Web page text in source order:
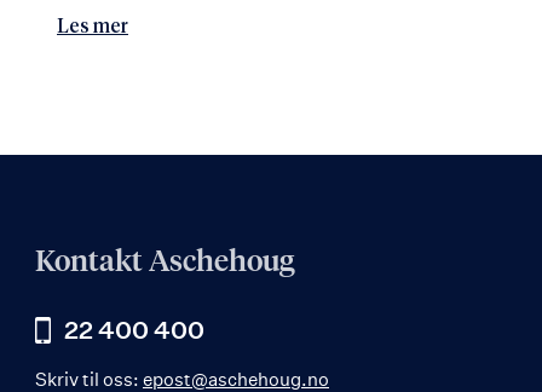
Les mer
Kontakt Aschehoug
22 400 400
Skriv til oss: epost@aschehoug.no